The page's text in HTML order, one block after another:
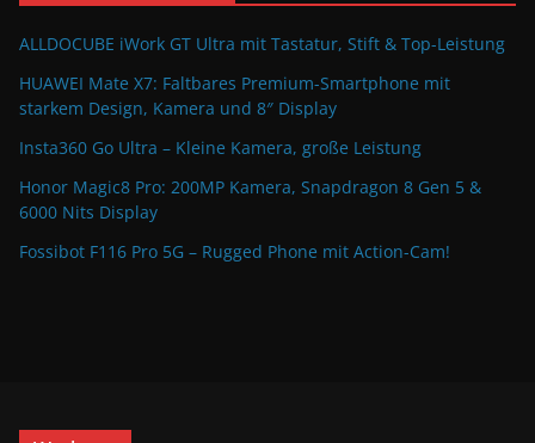
ALLDOCUBE iWork GT Ultra mit Tastatur, Stift & Top-Leistung
HUAWEI Mate X7: Faltbares Premium-Smartphone mit
starkem Design, Kamera und 8″ Display
Insta360 Go Ultra – Kleine Kamera, große Leistung
Honor Magic8 Pro: 200MP Kamera, Snapdragon 8 Gen 5 &
6000 Nits Display
Fossibot F116 Pro 5G – Rugged Phone mit Action-Cam!